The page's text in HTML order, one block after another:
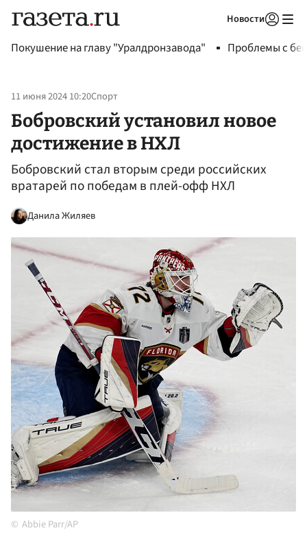
Новости
Покушение на главу "Уралдронзавода" Проблемы с
11 июня 2024 10:20Спорт
Бобровский установил новое
достижение в НХЛ
Бобровский стал вторым среди российских
вратарей по победам в плей-офф НХЛ
Данила Жиляев
Abbie Parr/AP